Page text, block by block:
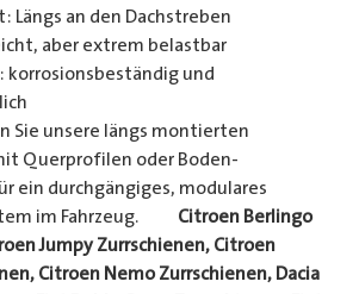
Längs an den Dachstreben
aber extrem belastbar
korrosionsbeständig und
Sie unsere längs montierten
Querprofilen oder Boden-
ein durchgängiges, modulares
im Fahrzeug. Citroen Berlingo
Jumpy Zurrschienen, Citroen
Citroen Nemo Zurrschienen, Dacia